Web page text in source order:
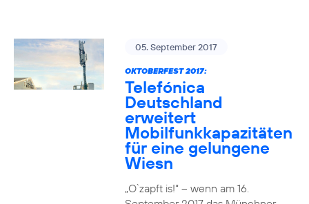
05. September 2017
OKTOBERFEST 2017:
Telefónica
Deutschland
erweitert
Mobilfunkkapazitäten
für eine gelungene
Wiesn
„O`zapft is!“ – wenn am 16.